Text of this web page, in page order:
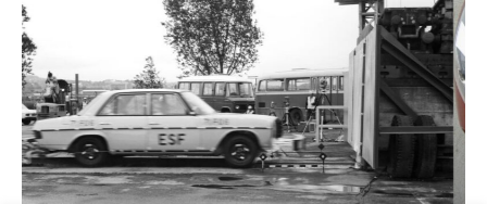
Seguridad
Llamada a revisión en varios modelos
Toyota y Lexus por la bomba de